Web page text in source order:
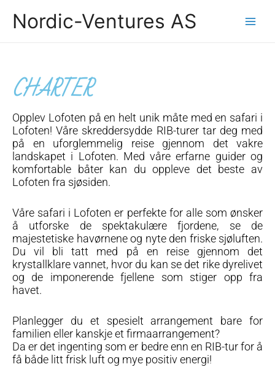
contentNordic-Ventures AS
CHARTER
Opplev Lofoten på en helt unik måte med en safari i
Lofoten! Våre skreddersydde RIB-turer tar deg med
på en uforglemmelig reise gjennom det vakre
landskapet i Lofoten. Med våre erfarne guider og
komfortable båter kan du oppleve det beste av
Lofoten fra sjøsiden.
Våre safari i Lofoten er perfekte for alle som ønsker
å utforske de spektakulære fjordene, se de
majestetiske havørnene og nyte den friske sjøluften.
Du vil bli tatt med på en reise gjennom det
krystallklare vannet, hvor du kan se det rike dyrelivet
og de imponerende fjellene som stiger opp fra
havet.
Planlegger du et spesielt arrangement bare for
familien eller kanskje et firmaarrangement?
Da er det ingenting som er bedre enn en RIB-tur for å
få både litt frisk luft og mye positiv energi!